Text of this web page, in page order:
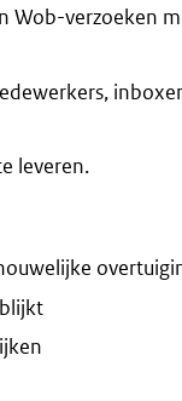
Wob-verzoeken
leveren.